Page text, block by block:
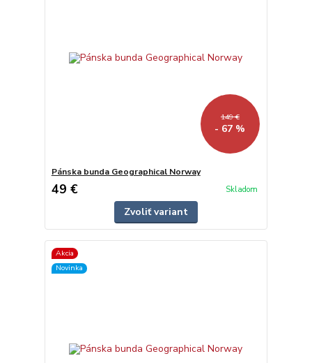
149 €
- 67 %
Pánska bunda Geographical Norway
49 € Skladom
Zvoliť variant
Akcia
Novinka